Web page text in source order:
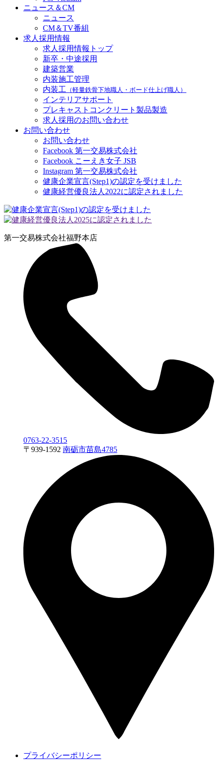
ニュース＆CM
ニュース
CM＆TV番組
求人採用情報
求人採用情報トップ
新卒・中途採用
建築営業
内装施工管理
内装工 （軽量鉄骨下地職人・ボード仕上げ職人）
インテリアサポート
プレキャストコンクリート製品製造
求人採用のお問い合わせ
お問い合わせ
お問い合わせ
Facebook 第一交易株式会社
Facebook こーえき女子 JSB
Instagram 第一交易株式会社
健康企業宣言(Step1)の認定を受けました
健康経営優良法人2022に認定されました
第一交易株式会社福野本店
0763-22-3515
〒 939-1592 南砺市苗島4785
プライバシーポリシー